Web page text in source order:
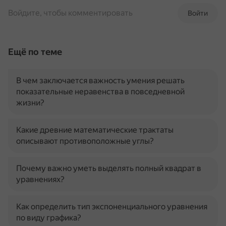
Войти
Войдите, чтобы комментировать
Ещё по теме
В чем заключается важность умения решать
показательные неравенства в повседневной
жизни?
Какие древние математические трактаты
описывают противоположные углы?
Почему важно уметь выделять полный квадрат в
уравнениях?
Как определить тип экспоненциального уравнения
по виду графика?